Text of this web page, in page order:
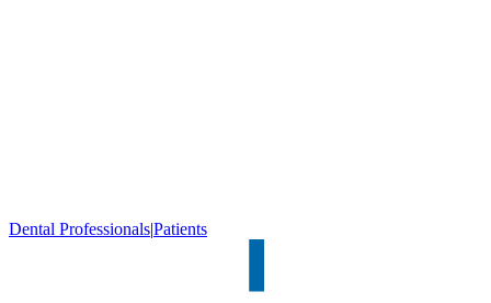
Dental Professionals|Patients